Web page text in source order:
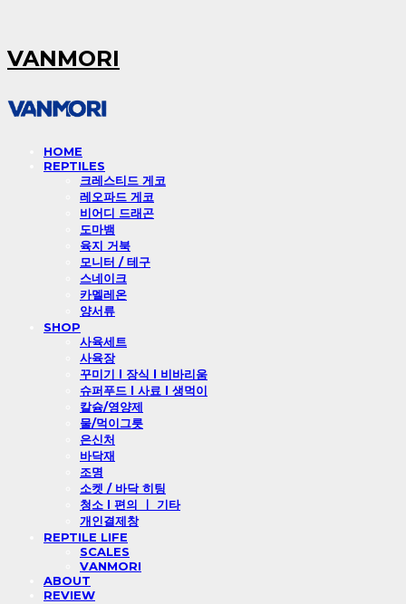
VANMORI
HOME
REPTILES
크레스티드 게코
레오파드 게코
비어디 드래곤
도마뱀
육지 거북
모니터 / 테구
스네이크
카멜레온
양서류
SHOP
사육세트
사육장
꾸미기 l 장식 l 비바리움
슈퍼푸드 l 사료 l 생먹이
칼슘/영양제
물/먹이그릇
은신처
바닥재
조명
소켓 / 바닥 히팅
청소 l 편의 ㅣ 기타
개인결제창
REPTILE LIFE
SCALES
VANMORI
ABOUT
REVIEW